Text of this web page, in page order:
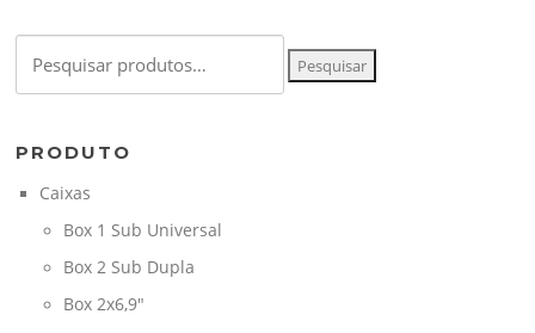
por:
Pesquisar
PRODUTO
Caixas
Box 1 Sub Universal
Box 2 Sub Dupla
Box 2x6,9"